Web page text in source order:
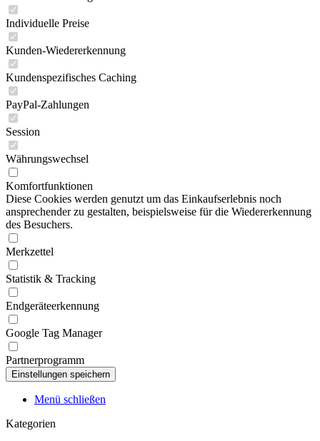
Individuelle Preise
Kunden-Wiedererkennung
Kundenspezifisches Caching
PayPal-Zahlungen
Session
Währungswechsel
Komfortfunktionen
Diese Cookies werden genutzt um das Einkaufserlebnis noch
ansprechender zu gestalten, beispielsweise für die Wiedererkennung
des Besuchers.
Merkzettel
Statistik & Tracking
Endgeräteerkennung
Google Tag Manager
Partnerprogramm
Menü schließen
Kategorien